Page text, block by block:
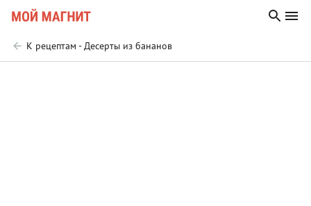
К рецептам - Десерты из бананов